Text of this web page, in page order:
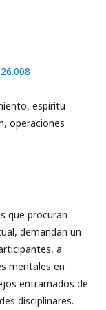
espíritu
operaciones
que procuran
demandan un
a
mentales en
entramados de
disciplinares.